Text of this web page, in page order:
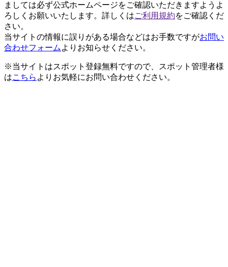
ましては必ず公式ホームページをご確認いただきますようよ
ろしくお願いいたします。詳しくはご利用規約をご確認くだ
さい。
当サイトの情報に誤りがある場合などはお手数ですがお問い
合わせフォーム よりお知らせください。
※当サイトはスポット登録無料ですので、スポット管理者様
はこちら よりお気軽にお問い合わせください。